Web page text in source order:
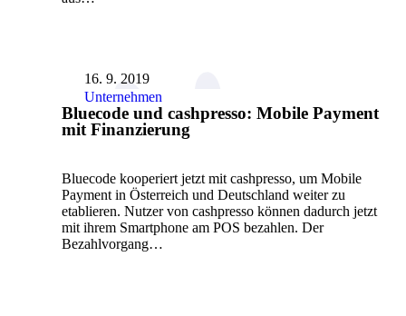
16. 9. 2019
Unternehmen
Bluecode und cashpresso: Mobile Payment
mit Finanzierung
Bluecode kooperiert jetzt mit cashpresso, um Mobile
Payment in Österreich und Deutschland weiter zu
etablieren. Nutzer von cashpresso können dadurch jetzt
mit ihrem Smartphone am POS bezahlen. Der
Bezahlvorgang…